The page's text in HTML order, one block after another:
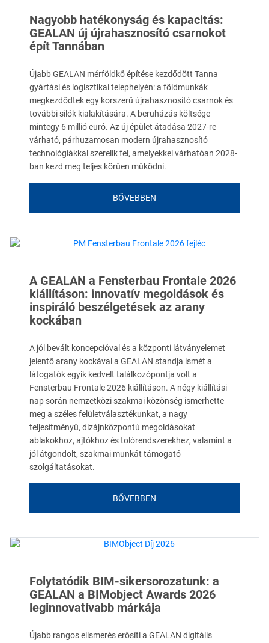
Nagyobb hatékonyság és kapacitás:
GEALAN új újrahasznosító csarnokot
épít Tannában
Újabb GEALAN mérföldkő építése kezdődött Tanna
gyártási és logisztikai telephelyén: a földmunkák
megkezdődtek egy korszerű újrahasznosító csarnok és
további silók kialakítására. A beruházás költsége
mintegy 6 millió euró. Az új épület átadása 2027-re
várható, párhuzamosan modern újrahasznosító
technológiákkal szerelik fel, amelyekkel várhatóan 2028-
ban kezd meg teljes körűen működni.
BŐVEBBEN
A GEALAN a Fensterbau Frontale 2026
kiállításon: innovatív megoldások és
inspiráló beszélgetések az arany
kockában
A jól bevált koncepcióval és a központi látványelemet
jelentő arany kockával a GEALAN standja ismét a
látogatók egyik kedvelt találkozópontja volt a
Fensterbau Frontale 2026 kiállításon. A négy kiállítási
nap során nemzetközi szakmai közönség ismerhette
meg a széles felületválasztékunkat, a nagy
teljesítményű, dizájnközpontú megoldásokat
ablakokhoz, ajtókhoz és tolórendszerekhez, valamint a
jól átgondolt, szakmai munkát támogató
szolgáltatásokat.
BŐVEBBEN
Folytatódik BIM-sikersorozatunk: a
GEALAN a BIMobject Awards 2026
leginnovatívabb márkája
Újabb rangos elismerés erősíti a GEALAN digitális